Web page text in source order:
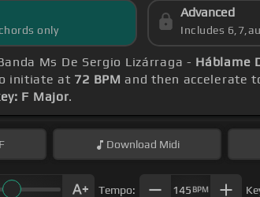
only
Advanced
Includes
Ms De Sergio Lizárraga - Háblame
initiate at 72 BPM and then accelerate
F Major.
Download Midi
Tempo: 145 BPM